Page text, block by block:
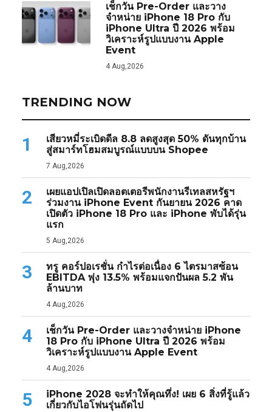
เช็กวัน Pre-Order และวาง
จำหน่าย iPhone 18 Pro กับ
iPhone Ultra ปี 2026 พร้อม
วิเคราะห์รูปแบบงาน Apple
Event
4 Aug,2026
TRENDING NOW
1
เสียวหมี่ระเบิดดีล 8.8 ลดสูงสุด 50% ดันทุกบ้าน
สู่สมาร์ทโฮมสมบูรณ์แบบบน Shopee
7 Aug,2026
2
เผยแอปเปิลเปิดลอตเตอรีพนักงานรีเทลสหรัฐฯ
ร่วมงาน iPhone Event กันยายน 2026 คาด
เปิดตัว iPhone 18 Pro และ iPhone พับได้รุ่น
แรก
5 Aug,2026
3
ทรู คอร์ปอเรชั่น กำไรต่อเนื่อง 6 ไตรมาสซ้อน
EBITDA พุ่ง 13.5% พร้อมแจกปันผล 5.2 พัน
ล้านบาท
4 Aug,2026
4
เช็กวัน Pre-Order และวางจำหน่าย iPhone
18 Pro กับ iPhone Ultra ปี 2026 พร้อม
วิเคราะห์รูปแบบงาน Apple Event
4 Aug,2026
5
iPhone 2028 จะทำให้คุณทึ่ง! เผย 6 สิ่งที่รู้แล้ว
เกี่ยวกับไอโฟนรุ่นถัดไป